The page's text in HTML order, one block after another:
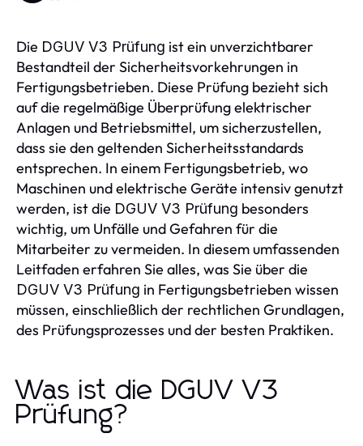
Die DGUV V3 Prüfung ist ein unverzichtbarer
Bestandteil der Sicherheitsvorkehrungen in
Fertigungsbetrieben. Diese Prüfung bezieht sich
auf die regelmäßige Überprüfung elektrischer
Anlagen und Betriebsmittel, um sicherzustellen,
dass sie den geltenden Sicherheitsstandards
entsprechen. In einem Fertigungsbetrieb, wo
Maschinen und elektrische Geräte intensiv genutzt
werden, ist die DGUV V3 Prüfung besonders
wichtig, um Unfälle und Gefahren für die
Mitarbeiter zu vermeiden. In diesem umfassenden
Leitfaden erfahren Sie alles, was Sie über die
DGUV V3 Prüfung in Fertigungsbetrieben wissen
müssen, einschließlich der rechtlichen Grundlagen,
des Prüfungsprozesses und der besten Praktiken.
Was ist die DGUV V3
Prüfung?